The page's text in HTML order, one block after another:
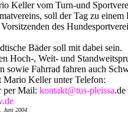
Keller vom Turn-und
soll der Tag zu
des
Bäder soll mit dabei sein.
Hoch-, Weit- und
sowie Fahrrad fahren auch
Mario Keller unter Telefon:
per Mail: kontakt@tus-pleissa
Juni 2004